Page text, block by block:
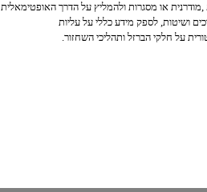
,מודרנית או מסגרות ולהמליץ על הדרך האופטימאלית
ושיטות, לספק מידע כללי על עליות
על חלקי הברזל ותהליכי השחזור.